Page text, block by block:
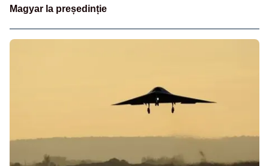
Magyar la președinție